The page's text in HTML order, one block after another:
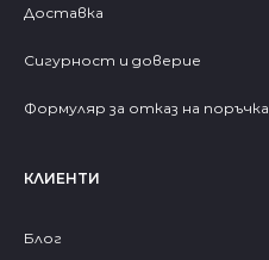
Доставка
Сигурност и доверие
Формуляр за отказ на поръчка
КЛИЕНТИ
Блог